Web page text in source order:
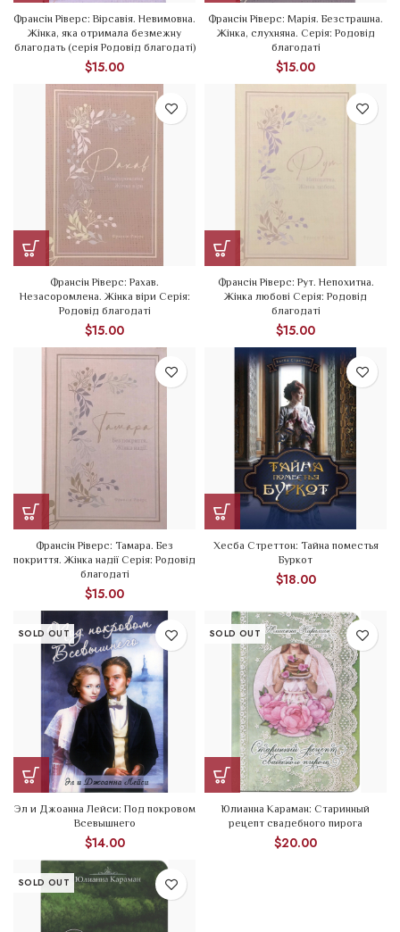
Франсін Ріверс: Вірсавія. Невимовна.
Жінка, яка отримала безмежну
благодать (серія Родовід благодаті)
$15.00
Франсін Ріверс: Марія. Безстрашна.
Жінка, слухняна. Серія: Родовід
благодаті
$15.00
Франсін Ріверс: Рахав.
Незасоромлена. Жінка віри Серія:
Родовід благодаті
$15.00
Франсін Ріверс: Рут. Непохитна.
Жінка любові Серія: Родовід
благодаті
$15.00
Франсін Ріверс: Тамара. Без
покриття. Жінка надії Серія: Родовід
благодаті
$15.00
Хесба Стреттон: Тайна поместья
Буркот
$18.00
SOLD OUT
Эл и Джоанна Лейси: Под покровом
Всевышнего
$14.00
SOLD OUT
Юлианна Караман: Старинный
рецепт свадебного пирога
$20.00
SOLD OUT